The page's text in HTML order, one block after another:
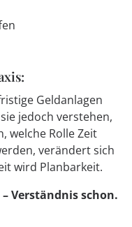
Geldanlagen
jedoch verstehen,
welche Rolle Zeit
verändert sich
wird Planbarkeit.
Verständnis schon.